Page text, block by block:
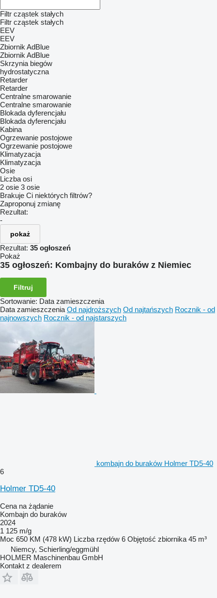
Filtr cząstek stałych
Filtr cząstek stałych
EEV
EEV
Zbiornik AdBlue
Zbiornik AdBlue
Skrzynia biegów
hydrostatyczna
Retarder
Retarder
Centralne smarowanie
Centralne smarowanie
Blokada dyferencjału
Blokada dyferencjału
Kabina
Ogrzewanie postojowe
Ogrzewanie postojowe
Klimatyzacja
Klimatyzacja
Osie
Liczba osi
2 osie 3 osie
Brakuje Ci niektórych filtrów?
Zaproponuj zmianę
Rezultat:
-
pokaż
Rezultat: 35 ogłoszeń
Pokaż
35 ogłoszeń: Kombajny do buraków z Niemiec
Filtruj
Sortowanie: Data zamieszczenia
Data zamieszczenia Od najdroższych Od najtańszych Rocznik - od
najnowszych Rocznik - od najstarszych
kombajn do buraków Holmer TD5-40
6
Holmer TD5-40
Cena na żądanie
Kombajn do buraków
2024
1 125 m/g
Moc 650 KM (478 kW) Liczba rzędów 6 Objętość zbiornika 45 m³
Niemcy, Schierling/eggmühl
HOLMER Maschinenbau GmbH
Kontakt z dealerem